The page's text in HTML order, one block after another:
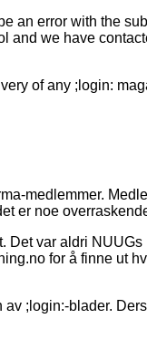
an error with the
and we have
of any ;login:
medlemmer.
er noe
Det var aldri
for å finne ut
;login:-blader.